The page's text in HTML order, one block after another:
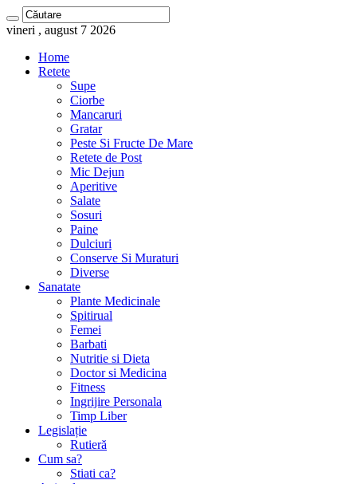
vineri , august 7 2026
Home
Retete
Supe
Ciorbe
Mancaruri
Gratar
Peste Si Fructe De Mare
Retete de Post
Mic Dejun
Aperitive
Salate
Sosuri
Paine
Dulciuri
Conserve Si Muraturi
Diverse
Sanatate
Plante Medicinale
Spitirual
Femei
Barbati
Nutritie si Dieta
Doctor si Medicina
Fitness
Ingrijire Personala
Timp Liber
Legislație
Rutieră
Cum sa?
Stiati ca?